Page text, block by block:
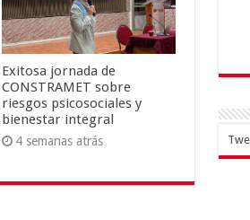
Exitosa jornada de
CONSTRAMET sobre
riesgos psicosociales y
bienestar integral
4 semanas atrás